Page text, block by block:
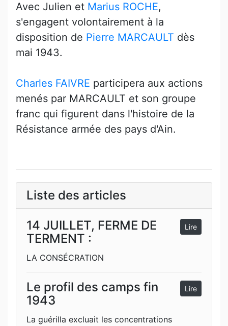
Avec Julien et Marius ROCHE,
s'engagent volontairement à la
disposition de Pierre MARCAULT dès
mai 1943.
Charles FAIVRE participera aux actions
menés par MARCAULT et son groupe
franc qui figurent dans l'histoire de la
Résistance armée des pays d'Ain.
Liste des articles
Lire
14 JUILLET, FERME DE
TERMENT :
LA CONSÉCRATION
Lire
Le profil des camps fin
1943
La guérilla excluait les concentrations